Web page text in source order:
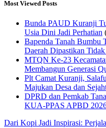
Most Viewed Posts
Bunda PAUD Kuranji
Usia Dini Jadi Perhatian
Bapenda Tanah Bumbu
Daerah Dipastikan
MTQN Ke-23
Membangun Generasi
Plt Camat Kuranji,
Majukan Desa dan
DPRD dan Pemkab
KUA-PPAS APBD
Dari Kopi Jadi Inspirasi: